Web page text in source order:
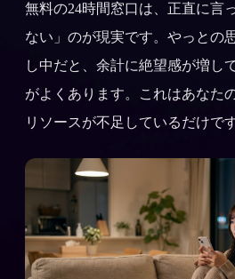
無料の24時間窓口は、正直に言
ない」のが現実です。やっとの
し中だと、余計に絶望感が増し
がよくあります。これはあなた
リソースが不足しているだけです